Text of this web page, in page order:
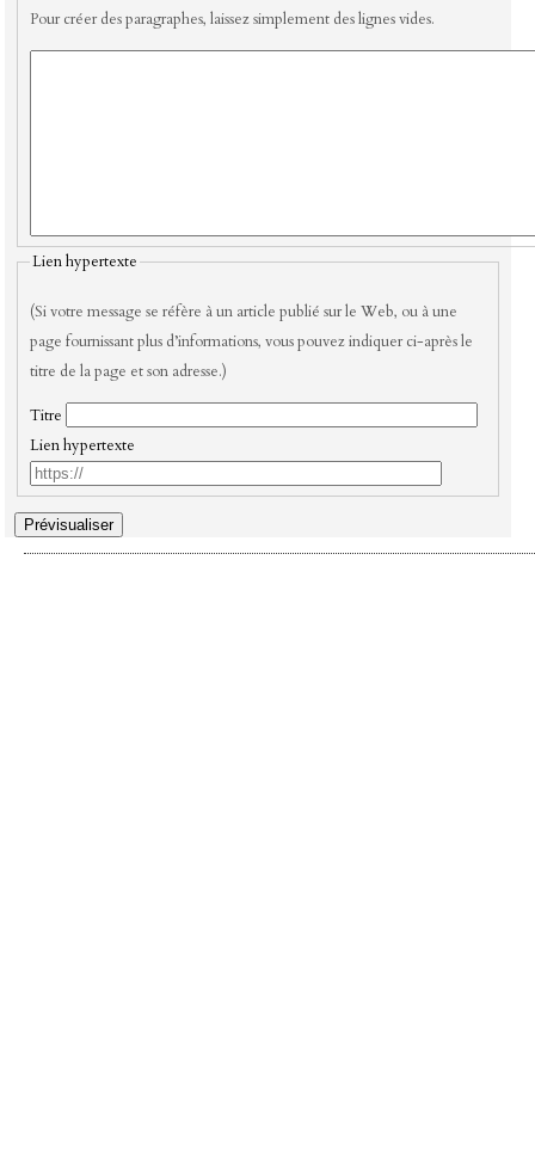
Pour créer des paragraphes, laissez simplement des lignes vides.
Lien hypertexte
(Si votre message se réfère à un article publié sur le Web, ou à une
page fournissant plus d’informations, vous pouvez indiquer ci-après le
titre de la page et son adresse.)
Titre
Lien hypertexte